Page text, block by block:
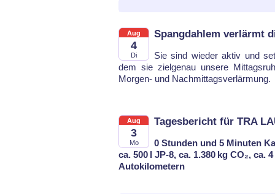
Aug
4
Di
Spangdahlem verlärmt
Sie sind wie­der ak­tiv und
dem sie ziel­ge­nau un­se­re
Mor­gen- und Nach­mit­tags­ver­lär­mung.
Aug
3
Mo
Tagesbericht für TRA
0 Stunden und 5 Minuten
ca. 500 l JP-8, ca. 1.380 kg CO₂, ca.
Autokilometern